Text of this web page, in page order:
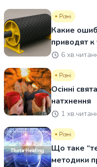
Різні
Какие
приводят
6
Різні
Осінні
натхнення
1
Різні
Що таке
методики